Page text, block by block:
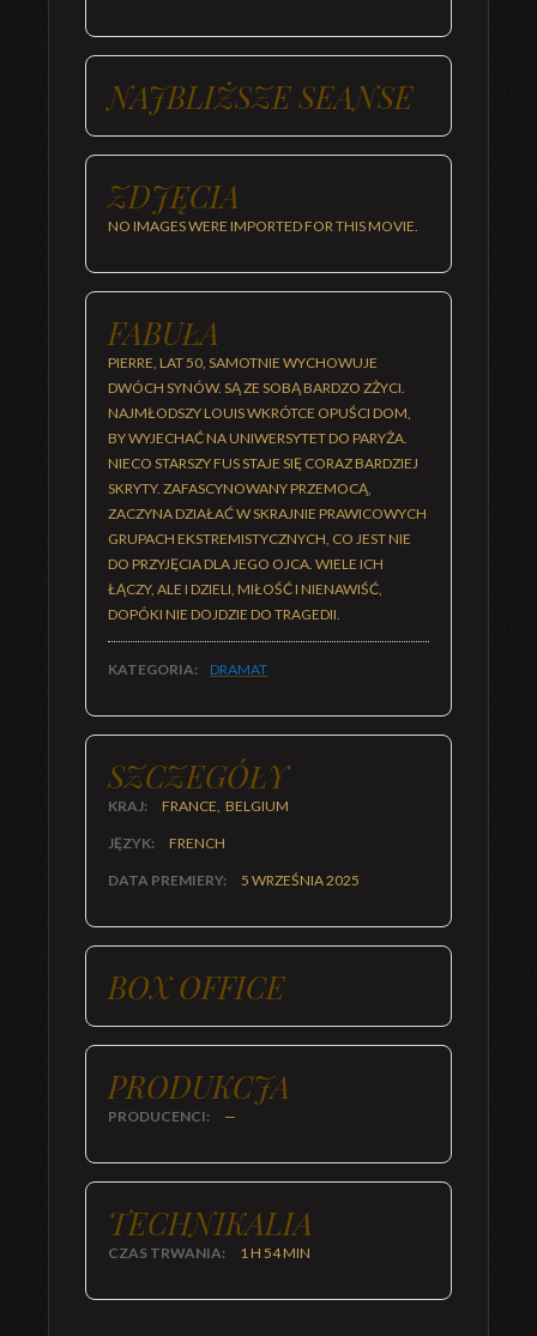
NAJBLIŻSZE SEANSE
ZDJĘCIA
NO IMAGES WERE IMPORTED FOR THIS MOVIE.
FABUŁA
PIERRE, LAT 50, SAMOTNIE WYCHOWUJE
DWÓCH SYNÓW. SĄ ZE SOBĄ BARDZO ZŻYCI.
NAJMŁODSZY LOUIS WKRÓTCE OPUŚCI DOM,
BY WYJECHAĆ NA UNIWERSYTET DO PARYŻA.
NIECO STARSZY FUS STAJE SIĘ CORAZ BARDZIEJ
SKRYTY. ZAFASCYNOWANY PRZEMOCĄ,
ZACZYNA DZIAŁAĆ W SKRAJNIE PRAWICOWYCH
GRUPACH EKSTREMISTYCZNYCH, CO JEST NIE
DO PRZYJĘCIA DLA JEGO OJCA. WIELE ICH
ŁĄCZY, ALE I DZIELI, MIŁOŚĆ I NIENAWIŚĆ,
DOPÓKI NIE DOJDZIE DO TRAGEDII.
KATEGORIA: DRAMAT
SZCZEGÓŁY
KRAJ: FRANCE, BELGIUM
JĘZYK: FRENCH
DATA PREMIERY: 5 WRZEŚNIA 2025
BOX OFFICE
PRODUKCJA
PRODUCENCI: —
TECHNIKALIA
CZAS TRWANIA: 1 H 54 MIN